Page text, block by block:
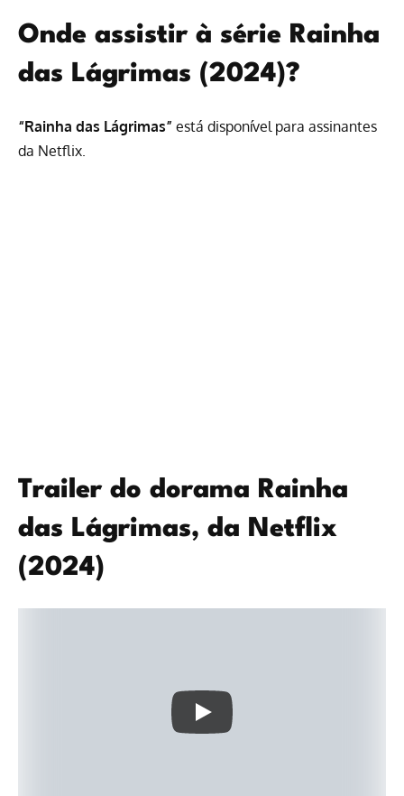
Onde assistir à série Rainha
das Lágrimas (2024)?
“Rainha das Lágrimas” está disponível para assinantes
da Netflix
Trailer do dorama Rainha
das Lágrimas, da Netflix
(2024)